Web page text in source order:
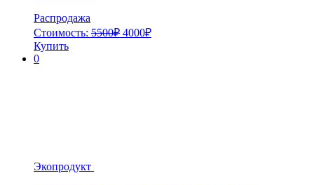
Распродажа
Стоимость: 5500₽ 4000₽
Купить
0
Экопродукт